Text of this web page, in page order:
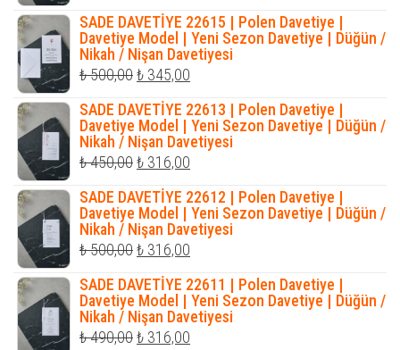
fiyat:
₺ 400,00.fiyat:
₺ 320,00.
SADE DAVETİYE 22615 | Polen Davetiye |
Davetiye Model | Yeni Sezon Davetiye | Düğün /
Nikah / Nişan Davetiyesi
₺500,00Orijinal
fiyat:
₺ 500,00.
₺ 345,00
fiyat:
₺ 345,00.
SADE DAVETİYE 22613 | Polen Davetiye |
Davetiye Model | Yeni Sezon Davetiye | Düğün /
Nikah / Nişan Davetiyesi
₺450,00Orijinal
fiyat:
₺ 450,00.
₺ 316,00
fiyat:
₺ 316,00.
SADE DAVETİYE 22612 | Polen Davetiye |
Davetiye Model | Yeni Sezon Davetiye | Düğün /
Nikah / Nişan Davetiyesi
₺500,00Orijinal
fiyat:
₺ 500,00.
₺ 316,00
fiyat:
₺ 316,00.
SADE DAVETİYE 22611 | Polen Davetiye |
Davetiye Model | Yeni Sezon Davetiye | Düğün /
Nikah / Nişan Davetiyesi
₺490,00Orijinal
₺ 316,00